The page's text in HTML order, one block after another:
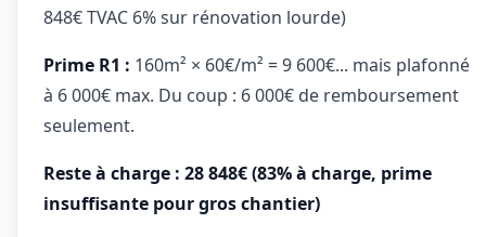
848€ TVAC 6% sur rénovation lourde)
Prime R1 : 160m² × 60€/m² = 9 600€... mais plafonné
à 6 000€ max. Du coup : 6 000€ de remboursement
seulement.
Reste à charge : 28 848€ (83% à charge, prime
insuffisante pour gros chantier)